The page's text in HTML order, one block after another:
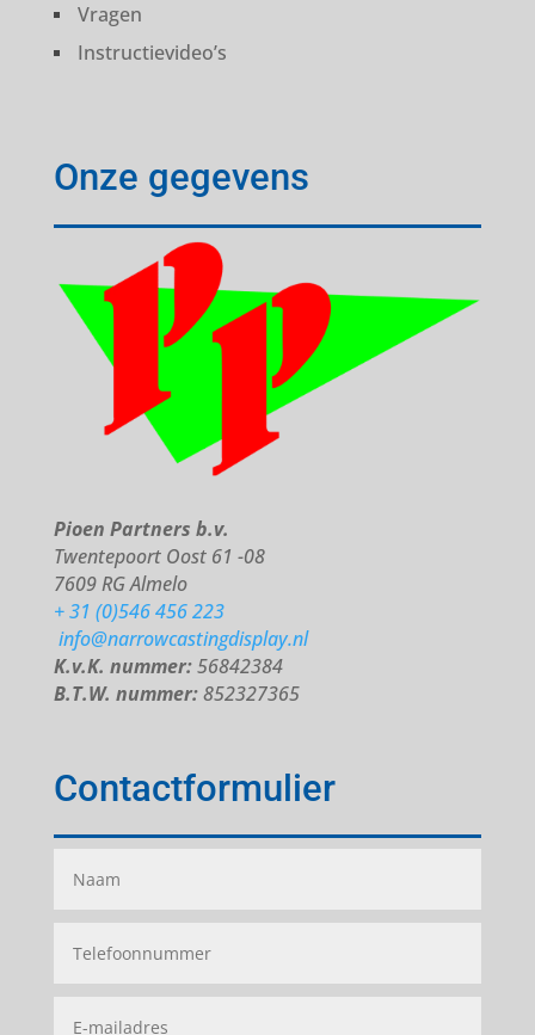
Vragen
Instructievideo’s
Onze gegevens
Pioen Partners b.v.
Twentepoort Oost 61 -08
7609 RG Almelo
+ 31 (0)546 456 223
info@narrowcastingdisplay.nl
K.v.K. nummer:56842384
B.T.W. nummer:852327365
Contactformulier